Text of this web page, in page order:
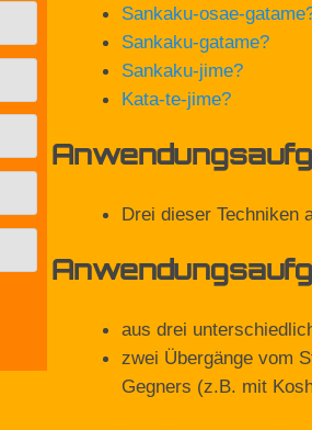
Sankaku-osae-gatame
Sankaku-gatame?
Sankaku-jime?
Kata-te-jime?
Drei dieser Techniken
aus drei
zwei Übergänge vom
Gegners (z.B. mit